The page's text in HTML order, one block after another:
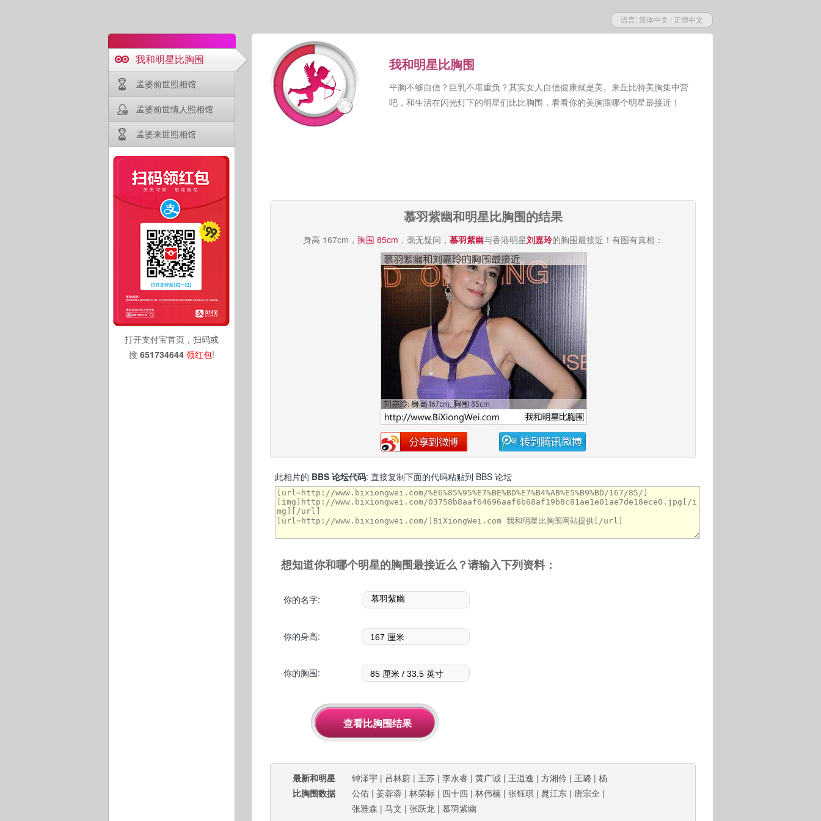
语言: 简体中文 | 正體中文
我和明星比胸围
孟婆前世照相馆
孟婆前世情人照相馆
孟婆来世照相馆
打开支付宝首页，扫码或
搜 651734644 领红包!
我和明星比胸围
平胸不够自信？巨乳不堪重负？其实女人自信健康就是美。来丘比特美胸集中营
吧，和生活在闪光灯下的明星们比比胸围，看看你的美胸跟哪个明星最接近！
慕羽紫幽和明星比胸围的结果
身高 167cm， 胸围 85cm ，毫无疑问， 慕羽紫幽与香港明星刘嘉玲的胸围最接近！有图有真相：
此相片的 BBS 论坛代码: 直接复制下面的代码粘贴到 BBS 论坛
想知道你和哪个明星的胸围最接近么？请输入下列资料：
你的名字:
你的身高:
你的胸围:
最新和明星
比胸围数据
钟泽宇 | 吕林蔚 | 王苏 | 李永睿 | 黄广诚 | 王逍逸 | 方湘伶 | 王璐 | 杨
公佑 | 姜蓉蓉 | 林荣标 | 四十四 | 林伟楠 | 张钰琪 | 晁江东 | 唐宗全 |
张雅森 | 马文 | 张跃龙 | 慕羽紫幽